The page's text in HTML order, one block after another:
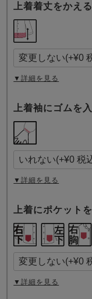
上着着丈をかえ
▼詳細を見る
上着袖にゴムを
▼詳細を見る
上着にポケット
▼詳細を見る